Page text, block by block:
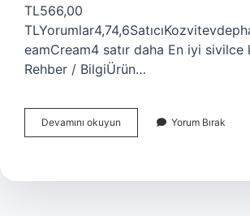
TL566,00
eamCream4 satır daha En iyi sivilce
Rehber / BilgiÜrün…
Devamını okuyun
Roche
Kremi
Yorum Bırak